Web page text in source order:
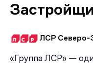
ЛСР Северо-
«Группа ЛСР» —